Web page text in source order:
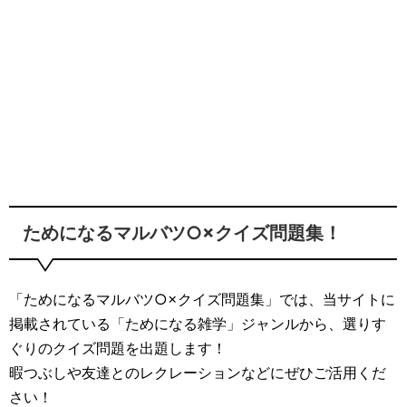
ためになるマルバツ○×クイズ問題集！
「ためになるマルバツ○×クイズ問題集」では、当サイトに
掲載されている「ためになる雑学」ジャンルから、選りす
ぐりのクイズ問題を出題します！
暇つぶしや友達とのレクレーションなどにぜひご活用くだ
さい！